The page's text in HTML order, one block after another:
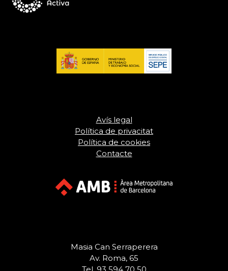
Avís legal
Política de privacitat
Política de cookies
Contacte
Masia Can Serraperera
Av. Roma, 65